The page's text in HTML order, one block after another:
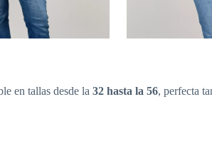
en tallas desde la 32 hasta la 56, perfecta